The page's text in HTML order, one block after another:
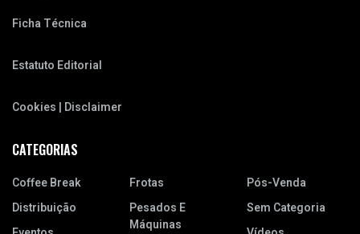
Ficha Técnica
Estatuto Editorial
Cookies | Disclaimer
CATEGORIAS
Coffee Break
Distribuição
Frotas
Pesados E
Máquinas
Pós-Venda
Sem Categoria